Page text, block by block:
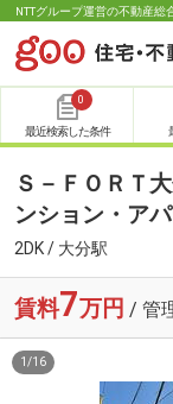
NTTグループ運営の不動産総
0
最近検索した条件
Ｓ－ＦＯＲＴ
ンション・ア
2DK / 大分駅
賃料7万円 / 管
1 /16